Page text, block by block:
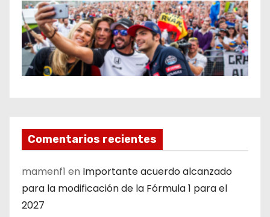
Comentarios recientes
mamenf1 en Importante acuerdo alcanzado
para la modificación de la Fórmula 1 para el
2027